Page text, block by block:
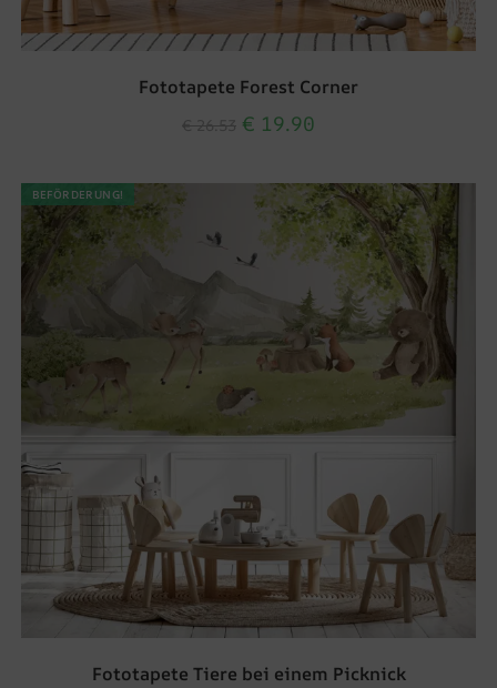
Fototapete Forest Corner
€ 19.90
BEFÖRDERUNG!
Fototapete Tiere bei einem Picknick